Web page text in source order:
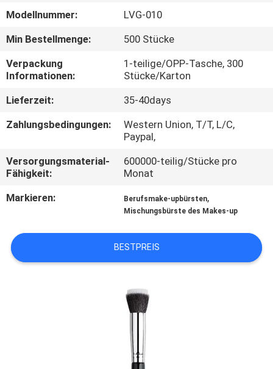
SITEMAP
PRIVACY
POLICY
Modellnummer:
LVG-010
Min Bestellmenge:
500 Stücke
Verpackung
Informationen:
1-teilige/OPP-Tasche, 300
Stücke/Karton
Lieferzeit:
35-40days
Zahlungsbedingungen:
Western Union, T/T, L/C,
Paypal,
Versorgungsmaterial-
Fähigkeit:
600000-teilig/Stücke pro
Monat
Markieren:
Berufsmake-upbürsten,
Mischungsbürste des Makes-up
BESTPREIS